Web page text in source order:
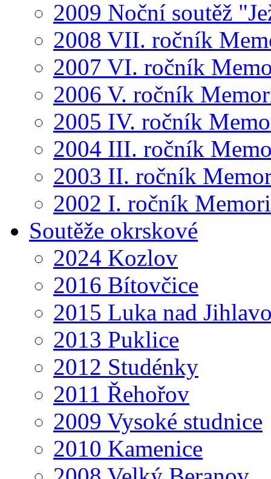
2009 Noční soutěž
2008 VII. ročník
2007 VI. ročník
2006 V. ročník
2005 IV. ročník
2004 III. ročník
2003 II. ročník
2002 I. ročník
Soutěže okrskové
2024 Kozlov
2016 Bítovčice
2015 Luka nad
2013 Puklice
2012 Studénky
2011 Řehořov
2009 Vysoké studnice
2010 Kamenice